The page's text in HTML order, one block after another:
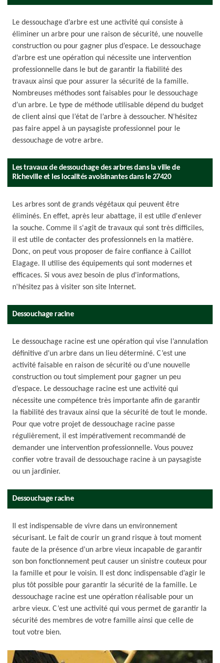
Le dessouchage d’arbre est une activité qui consiste à
éliminer un arbre pour une raison de sécurité, une nouvelle
construction ou pour gagner plus d’espace. Le dessouchage
d’arbre est une opération qui nécessite une intervention
professionnelle dans le but de garantir la fiabilité des
travaux ainsi que pour assurer la sécurité de la famille.
Nombreuses méthodes sont faisables pour le dessouchage
d’un arbre. Le type de méthode utilisable dépend du budget
de client ainsi que l’état de l’arbre à dessoucher. N’hésitez
pas faire appel à un paysagiste professionnel pour le
dessouchage de votre arbre.
Les travaux de dessouchage des arbres dans la ville de
Richeville et les localités avoisinantes dans le 27420
Les arbres sont de grands végétaux qui peuvent être
éliminés. En effet, après leur abattage, il est utile d'enlever
la souche. Comme il s'agit de travaux qui sont très difficiles,
il est utile de contacter des professionnels en la matière.
Donc, on peut vous proposer de faire confiance à Caillot
Elagage. Il utilise des équipements qui sont modernes et
efficaces. Si vous avez besoin de plus d'informations,
n'hésitez pas à visiter son site Internet.
Dessouchage racine
Le dessouchage racine est une opération qui vise l’annulation
définitive d’un arbre dans un lieu déterminé. C’est une
activité faisable en raison de sécurité ou d’une nouvelle
construction ou tout simplement pour gagner un peu
d’espace. Le dessouchage racine est une activité qui
nécessite une compétence très importante afin de garantir
la fiabilité des travaux ainsi que la sécurité de tout le monde.
Pour que votre projet de dessouchage racine passe
régulièrement, il est impérativement recommandé de
demander une intervention professionnelle. Vous pouvez
confier votre travail de dessouchage racine à un paysagiste
ou un jardinier.
Dessouchage racine
Il est indispensable de vivre dans un environnement
sécurisant. Le fait de courir un grand risque à tout moment
faute de la présence d’un arbre vieux incapable de garantir
son bon fonctionnement peut causer un sinistre couteux pour
la famille et pour le voisin. Il est donc indispensable d’agir le
plus tôt possible pour garantir la sécurité de la famille. Le
dessouchage racine est une opération réalisable pour un
arbre vieux. C’est une activité qui vous permet de garantir la
sécurité des membres de votre famille ainsi que celle de
tout votre bien.